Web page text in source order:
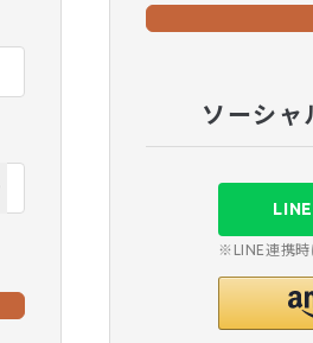
ソーシャ
※LINE連携時